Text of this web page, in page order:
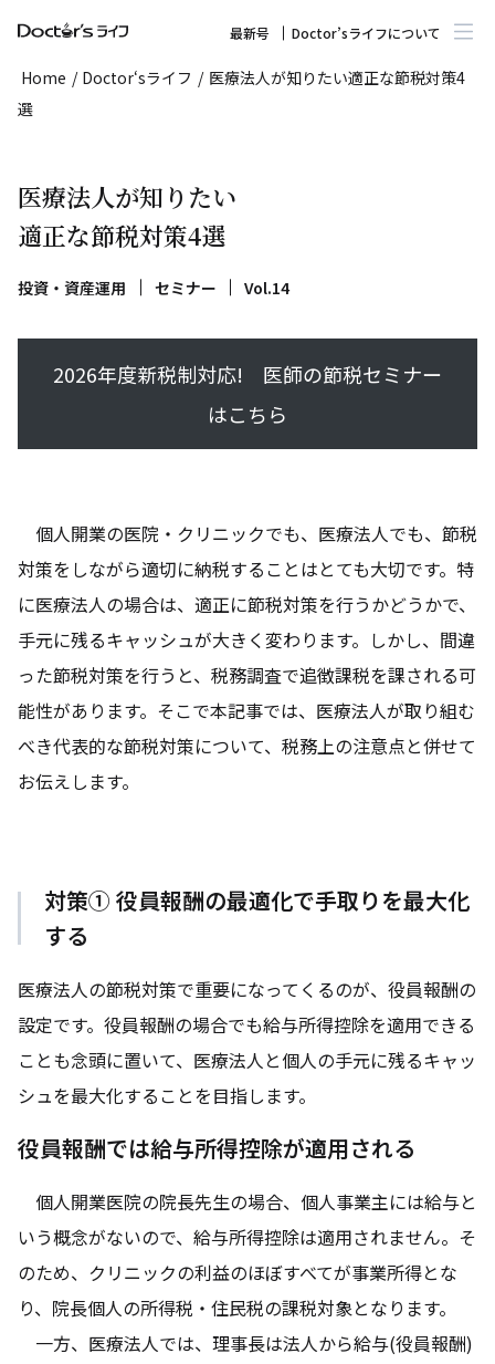
最新号 Doctor’sライフについて
Home / Doctor‘sライフ / 医療法人が知りたい適正な節税対策4
選
医療法人が知りたい
適正な節税対策4選
投資・資産運用 セミナー Vol.14
2026年度新税制対応! 医師の節税セミナー
はこちら
個人開業の医院・クリニックでも、医療法人でも、節税
対策をしながら適切に納税することはとても大切です。特
に医療法人の場合は、適正に節税対策を行うかどうかで、
手元に残るキャッシュが大きく変わります。しかし、間違
った節税対策を行うと、税務調査で追徴課税を課される可
能性があります。そこで本記事では、医療法人が取り組む
べき代表的な節税対策について、税務上の注意点と併せて
お伝えします。
対策① 役員報酬の最適化で手取りを最大化
する
医療法人の節税対策で重要になってくるのが、役員報酬の
設定です。役員報酬の場合でも給与所得控除を適用できる
ことも念頭に置いて、医療法人と個人の手元に残るキャッ
シュを最大化することを目指します。
役員報酬では給与所得控除が適用される
個人開業医院の院長先生の場合、個人事業主には給与と
いう概念がないので、給与所得控除は適用されません。そ
のため、クリニックの利益のほぼすべてが事業所得とな
り、院長個人の所得税・住民税の課税対象となります。
一方、医療法人では、理事長は法人から給与(役員報酬)